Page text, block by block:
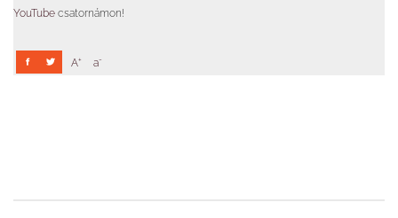
YouTube csatornámon!
A+ a-